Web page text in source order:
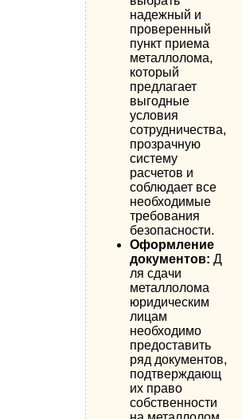
надежный и
проверенный
пункт приема
металлолома,
который
предлагает
выгодные
условия
сотрудничества,
прозрачную
систему
расчетов и
соблюдает все
необходимые
требования
безопасности.
Оформление
документов: Д
ля сдачи
металлолома
юридическим
лицам
необходимо
предоставить
ряд документов,
подтверждающ
их право
собственности